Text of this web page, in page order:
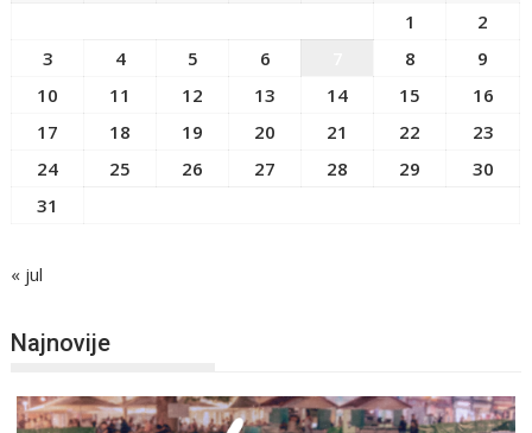
1
2
3
4 5 6 8
9
10
11 12 13 14 15
16
17
18 19 20 21 22
23
24
25 26 27 28 29
30
31
« jul
Najnovije